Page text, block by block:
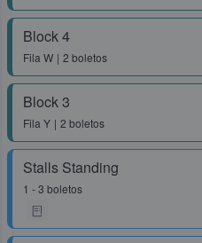
Block 4
Fila W 2 boletos
Block 3
Fila Y 2 boletos
Stalls Standing
1 - 3 boletos